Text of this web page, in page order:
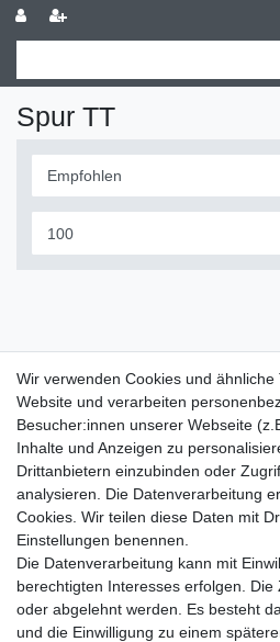
Spur TT
Widerrufs­recht
Wir verwenden Cookies und
Website und verarbeiten
Besucher:innen unserer Webseite
Inhalte und Anzeigen zu
Drittanbietern einzubinden oder
analysieren. Die Datenverarbeitung
Cookies. Wir teilen diese Daten mit
Einstellungen benennen.
Die Datenverarbeitung kann mit
berechtigten Interesses erfolgen.
oder abgelehnt werden. Es besteht
und die Einwilligung zu einem